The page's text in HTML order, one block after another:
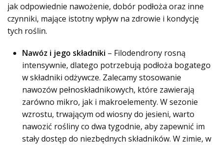
jak odpowiednie nawożenie, dobór podłoża oraz inne
czynniki, mające istotny wpływ na zdrowie i kondycję
tych roślin.
Nawóz i jego składniki – Filodendrony rosną
intensywnie, dlatego potrzebują podłoża bogatego
w składniki odżywcze. Zalecamy stosowanie
nawozów pełnoskładnikowych, które zawierają
zarówno mikro, jak i makroelementy. W sezonie
wzrostu, trwającym od wiosny do jesieni, warto
nawozić rośliny co dwa tygodnie, aby zapewnić im
stały dostęp do niezbędnych składników. W zimie, w